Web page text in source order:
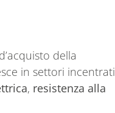
della
in settori incentrati
, resistenza alla